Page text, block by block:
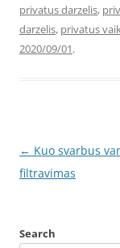
privatus darzelis,
darzelis, privatus
2020/09/01.
Post
navigation
← Kuo svarbus
filtravimas
Search